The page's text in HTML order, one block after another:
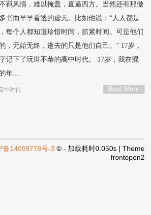
羁风情，难以掩盖，直逼四方。当然还有那傲
书而早早看透的虚无。比如他说：“人人都是
每个人都知道珍惜时间，抓紧时间。可是他们
，无始无终，逝去的只是他们自己。” 17岁，
记下了玩世不恭的高中时代。 17岁，我在混
年....
Read More
中时代
备14009778号-3 © - 加载耗时0.050s | Theme
frontopen2